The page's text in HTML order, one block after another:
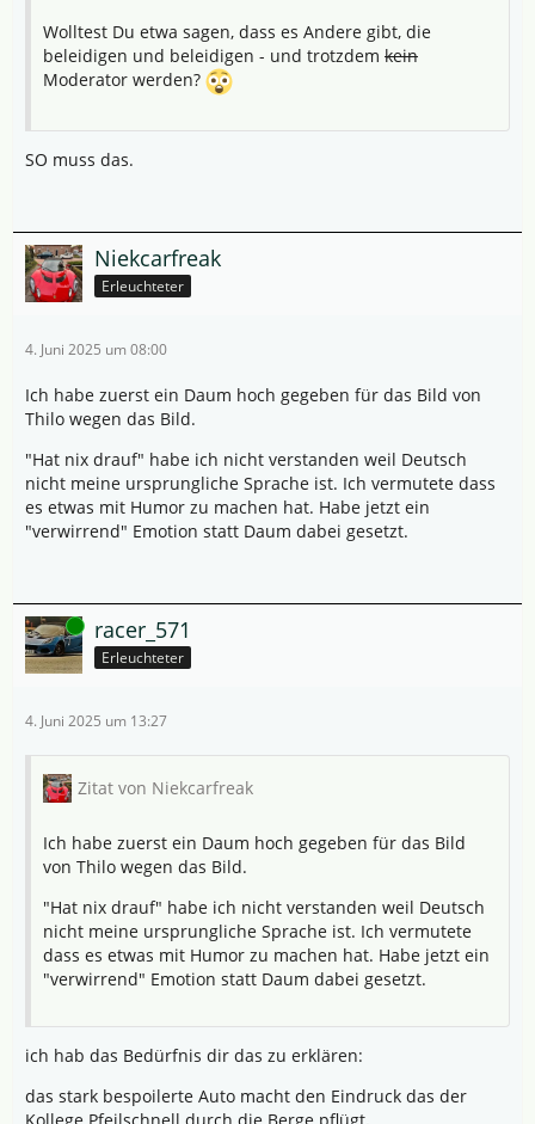
Wolltest Du etwa sagen, dass es Andere gibt, die
beleidigen und beleidigen - und trotzdem kein
Moderator werden?
SO muss das.
Niekcarfreak
Erleuchteter
4. Juni 2025 um 08:00
Ich habe zuerst ein Daum hoch gegeben für das Bild von
Thilo wegen das Bild.
"Hat nix drauf" habe ich nicht verstanden weil Deutsch
nicht meine ursprungliche Sprache ist. Ich vermutete dass
es etwas mit Humor zu machen hat. Habe jetzt ein
"verwirrend" Emotion statt Daum dabei gesetzt.
Online racer_571
Erleuchteter
4. Juni 2025 um 13:27
Zitat von Niekcarfreak
Ich habe zuerst ein Daum hoch gegeben für das Bild
von Thilo wegen das Bild.
"Hat nix drauf" habe ich nicht verstanden weil Deutsch
nicht meine ursprungliche Sprache ist. Ich vermutete
dass es etwas mit Humor zu machen hat. Habe jetzt ein
"verwirrend" Emotion statt Daum dabei gesetzt.
ich hab das Bedürfnis dir das zu erklären:
das stark bespoilerte Auto macht den Eindruck das der